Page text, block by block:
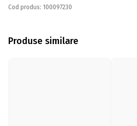
Cod produs: 100097230
Produse similare